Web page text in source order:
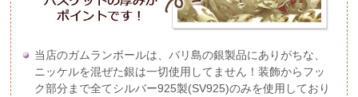
当店のガムランボールは、バリ島の銀製品にありがちな、
ニッケルを混ぜた銀は一切使用してません！装飾からフッ
ク部分まで全てシルバー925製(SV925)のみを使用しており